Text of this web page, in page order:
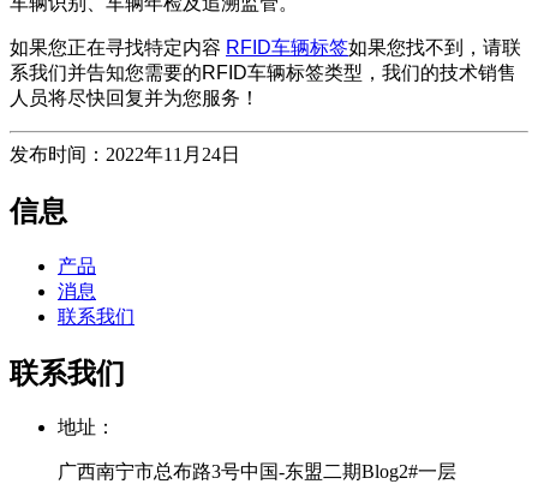
如果您正在寻找特定内容 RFID车辆标签如果您找不到，请联
系我们并告知您需要的RFID车辆标签类型，我们的技术销售
人员将尽快回复并为您服务！
发布时间：2022年11月24日
信息
产品
消息
联系我们
联系我们
地址：
广西南宁市总布路3号中国-东盟二期Blog2#一层